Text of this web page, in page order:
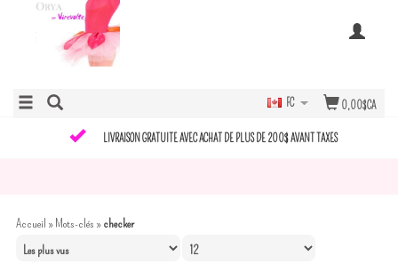
0,00$CA
FC
LIVRAISON GRATUITE AVEC ACHAT DE PLUS DE 200$ AVANT TAXES
Accueil »Mots-clés »checker